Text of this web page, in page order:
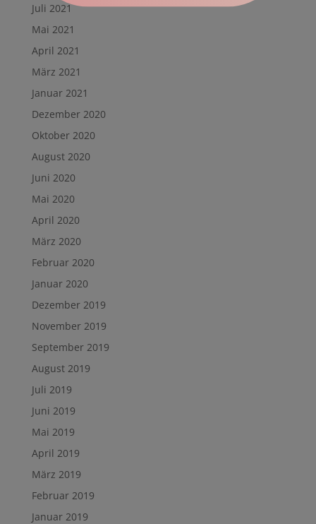
Juli 2021
Mai 2021
April 2021
März 2021
Januar 2021
Dezember 2020
Oktober 2020
August 2020
Juni 2020
Mai 2020
April 2020
März 2020
Februar 2020
Januar 2020
Dezember 2019
November 2019
September 2019
August 2019
Juli 2019
Juni 2019
Mai 2019
April 2019
März 2019
Februar 2019
Januar 2019